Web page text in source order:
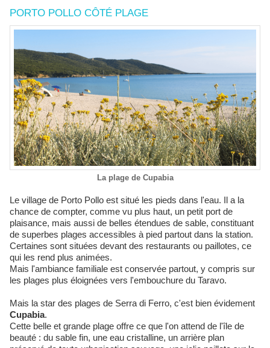
PORTO POLLO CÔTÉ PLAGE
La plage de Cupabia
Le village de Porto Pollo est situé les pieds dans l'eau. Il a la
chance de compter, comme vu plus haut, un petit port de
plaisance, mais aussi de belles étendues de sable, constituant
de superbes plages accessibles à pied partout dans la station.
Certaines sont situées devant des restaurants ou paillotes, ce
qui les rend plus animées.
Mais l'ambiance familiale est conservée partout, y compris sur
les plages plus éloignées vers l'embouchure du Taravo.
Mais la star des plages de Serra di Ferro, c'est bien évidement
Cupabia.
Cette belle et grande plage offre ce que l'on attend de l'île de
beauté : du sable fin, une eau cristalline, un arrière plan